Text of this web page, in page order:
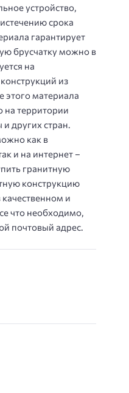
устройство,
срока
гарантирует
брусчатку можно в
на
из
этого материала
на территории
других стран.
как в
и на интернет –
гранитную
конструкцию
и
что необходимо,
почтовый адрес.